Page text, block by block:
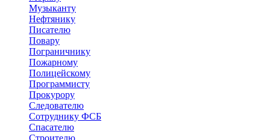
Музыканту
Нефтянику
Писателю
Повару
Пограничнику
Пожарному
Полицейскому
Программисту
Прокурору
Следователю
Сотруднику ФСБ
Спасателю
Строителю